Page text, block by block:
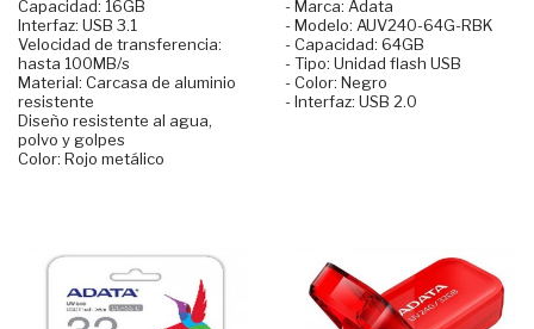
Capacidad: 16GB
Interfaz: USB 3.1
Velocidad de transferencia:
hasta 100MB/s
Material: Carcasa de aluminio
resistente
Diseño resistente al agua,
polvo y golpes
Color: Rojo metálico
- Marca: Adata
- Modelo: AUV240-64G-RBK
- Capacidad: 64GB
- Tipo: Unidad flash USB
- Color: Negro
- Interfaz: USB 2.0